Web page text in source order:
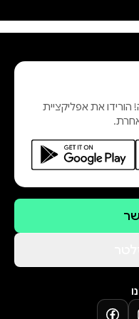
רוצה להפר
מזויפת
שיש לה
שתוך זמן
שמשהו
לוהט ולגמרי
להיות קצת
את אפליקציית